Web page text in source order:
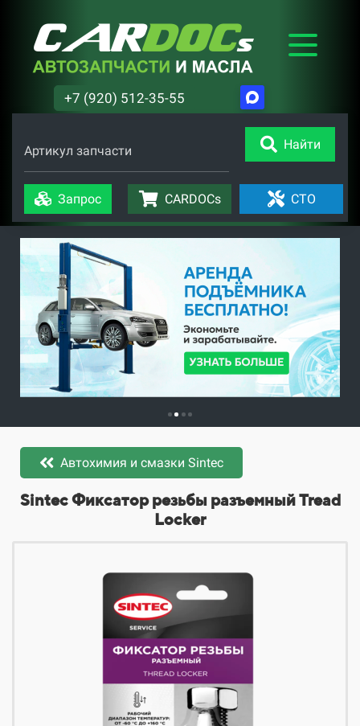
+7 (920) 512-35-55
Артикул запчасти Найти
Запрос CARDOCs СТО
Автохимия и смазки Sintec
​​​​Sintec Фиксатор резьбы разъемный Tread
Locker